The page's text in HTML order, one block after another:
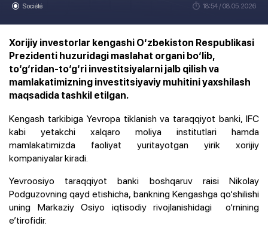
Société 18:54 / 08.05.2026
Xorijiy investorlar kengashi O‘zbekiston Respublikasi
Prezidenti huzuridagi maslahat organi bo‘lib,
to‘g‘ridan-to‘g‘ri investitsiyalarni jalb qilish va
mamlakatimizning investitsiyaviy muhitini yaxshilash
maqsadida tashkil etilgan.
Kengash tarkibiga Yevropa tiklanish va taraqqiyot banki, IFC
kabi yetakchi xalqaro moliya institutlari hamda
mamlakatimizda faoliyat yuritayotgan yirik xorijiy
kompaniyalarkiradi.
Yevroosiyo taraqqiyot banki boshqaruv raisi Nikolay
Podguzovning qayd etishicha, bankning Kengashga qo‘shilishi
uning Markaziy Osiyo iqtisodiy rivojlanishidagi o‘rnining
e’tirofidir.